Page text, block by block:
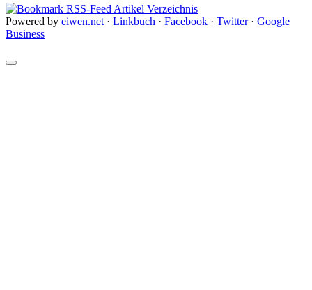
Powered by eiwen.net · Linkbuch · Facebook · Twitter· Google
Business